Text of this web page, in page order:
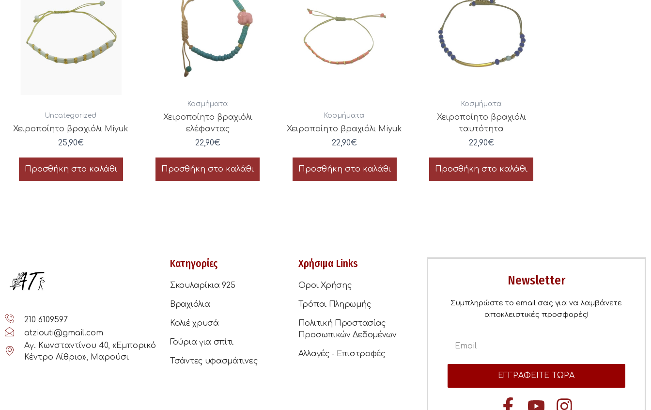
Uncategorized
Χειροποίητο βραχιόλι Miyuk
25,90€
Προσθήκη στο καλάθι
Κοσμήματα
Χειροποίητο βραχιόλι
ελέφαντας
22,90€
Προσθήκη στο καλάθι
Κοσμήματα
Χειροποίητο βραχιόλι Miyuk
22,90€
Προσθήκη στο καλάθι
Κοσμήματα
Χειροποίητο βραχιόλι
ταυτότητα
22,90€
Προσθήκη στο καλάθι
210 6109597
atziouti@gmail.com
Αγ. Κωνσταντίνου 40, «Εμπορικό
Κέντρο Αίθριο», Μαρούσι
Κατηγορίες
Σκουλαρίκια 925
Βραχιόλια
Κολιέ χρυσά
Γούρια για σπίτι
Τσάντες υφασμάτινες
Χρήσιμα Links
Οροι Χρήσης
Τρόποι Πληρωμής
Πολιτική Προστασίας
Προσωπικών Δεδομένων
Αλλαγές - Επιστροφές
Newsletter
Συμπληρώστε το email σας για να λαμβάνετε
αποκλειστικές προσφορές!
ΕΓΓΡΑΦΕΙΤΕ ΤΩΡΑ